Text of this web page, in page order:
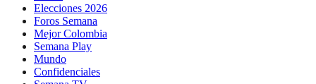
Elecciones 2026
Foros Semana
Mejor Colombia
Semana Play
Mundo
Confidenciales